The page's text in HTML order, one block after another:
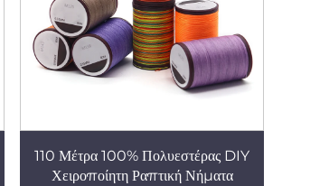
110 Μέτρα 100% Πολυεστέρας DIY
Χειροποίητη Ραπτική Νήματα